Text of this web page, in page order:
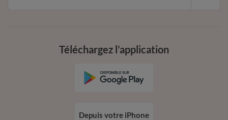
Téléchargez l’application
Depuis votre iPhone